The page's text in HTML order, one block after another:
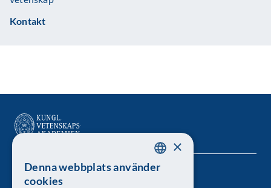
Kontakt
Kungl. Vetenskapsakademien SWEDISH
×
Denna webbplats använder
cookies